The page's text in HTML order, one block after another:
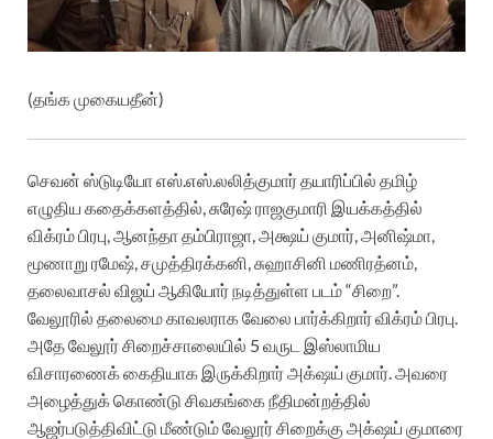
(தங்க முகையதீன்)
செவன் ஸ்டுடியோ எஸ்.எஸ்.லலித்குமார் தயாரிப்பில் தமிழ்
எழுதிய கதைக்களத்தில், சுரேஷ் ராஜகுமாரி இயக்கத்தில்
விக்ரம் பிரபு ஆனந்தா தம்பிராஜா அக்ஷய் குமார் , அனிஷ்மா,
மூணாறு ரமேஷ், சமுத்திரக்கனி, சுஹாசினி மணிரத்னம்,
தலைவாசல் விஜய் ஆகியோர் நடித்துள்ள படம் “சிறை”.
வேலூரில் தலைமை காவலராக வேலை பார்க்கிறார் விக்ரம் பிரபு.
அதே வேலூர் சிறைச்சாலையில் 5 வருட இஸ்லாமிய
விசாரணைக் கைதியாக இருக்கிறார் அக்‌ஷய் குமார். அவரை
அழைத்துக் கொண்டு சிவகங்கை நீதிமன்றத்தில்
ஆஜர்படுத்திவிட்டு மீண்டும் வேலூர் சிறைக்கு அக்‌ஷய் குமாரை